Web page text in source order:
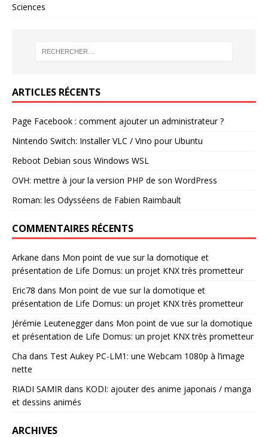
Sciences
ARTICLES RÉCENTS
Page Facebook : comment ajouter un administrateur ?
Nintendo Switch: Installer VLC / Vino pour Ubuntu
Reboot Debian sous Windows WSL
OVH: mettre à jour la version PHP de son WordPress
Roman: les Odysséens de Fabien Raimbault
COMMENTAIRES RÉCENTS
Arkane dans Mon point de vue sur la domotique et
présentation de Life Domus: un projet KNX très prometteur
Eric78 dans Mon point de vue sur la domotique et
présentation de Life Domus: un projet KNX très prometteur
Jérémie Leuteneggerdans Mon point de vue sur la domotique
et présentation de Life Domus: un projet KNX très prometteur
Cha dans Test Aukey PC-LM1: une Webcam 1080p à l’image
nette
RIADI SAMIR dans KODI: ajouter des anime japonais / manga
et dessins animés
ARCHIVES